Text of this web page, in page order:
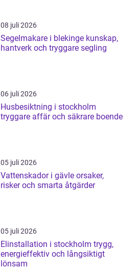
08 juli 2026
Segelmakare i blekinge kunskap,
hantverk och tryggare segling
06 juli 2026
Husbesiktning i stockholm
tryggare affär och säkrare boende
05 juli 2026
Vattenskador i gävle orsaker,
risker och smarta åtgärder
05 juli 2026
Elinstallation i stockholm trygg,
energieffektiv och långsiktigt
lönsam